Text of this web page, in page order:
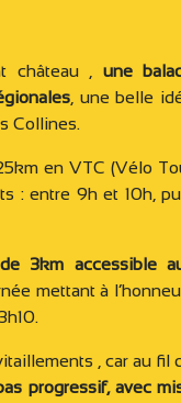
château , une
, une belle
Collines.
en VTC (Vélo
: entre 9h et 10h,
3km accessible
mettant à
, car au fil
progressif, avec